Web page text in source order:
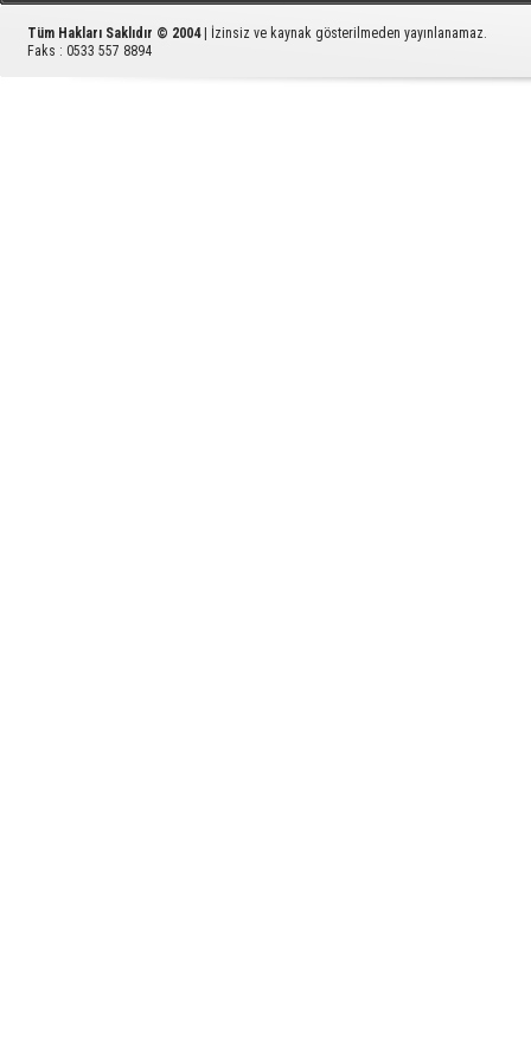
Tüm Hakları Saklıdır © 2004| İzinsiz ve kaynak gösterilmeden yayınlanamaz.
Faks : 0533 557 8894